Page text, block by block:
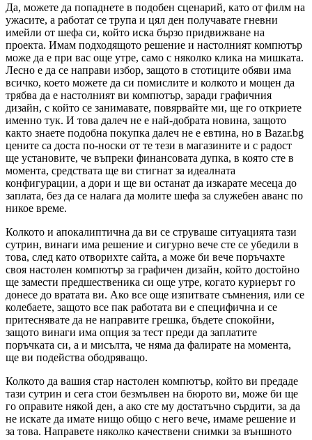
Да, можете да попаднете в подобен сценарий, като от филм на
ужасите, а работат се трупа и цял ден получавате гневни
имейли от шефа си, който иска бързо придвижване на
проекта. Имам подходящото решение и настолният компютър
може да е при вас още утре, само с няколко клика на мишката.
Лесно е да се направи избор, защото в стотиците обяви има
всичко, което можете да си помислите и колкото и мощен да
трябва да е настолният ви компютър, заради графичния
дизайн, с който се занимавате, повярвайте ми, ще го откриете
именно тук. И това далеч не е най-добрата новина, защото
както знаете подобна покупка далеч не е евтина, но в Bazar.bg
цените са доста по-носки от те тези в магазините и с радост
ще установите, че въпреки финансовата дупка, в която сте в
момента, средствата ще ви стигнат за идеалната
конфигурации, а дори и ще ви останат да изкарате месеца до
заплата, без да се налага да молите шефа за служебен аванс по
никое време.
Колкото и апокалиптична да ви се струваше ситуацията тази
сутрин, винаги има решение и сигурно вече сте се убедили в
това, след като отворихте сайта, а може би вече поръчахте
своя настолен компютър за графичен дизайн, който достойно
ще замести предшественика си още утре, когато куриерът го
донесе до вратата ви. Ако все още изпитвате съмнения, или се
колебаете, защото все пак работата ви е специфична и се
притеснявате да не направите грешка, бъдете спокойни,
защото винаги има опция за тест преди да заплатите
поръчката си, а и мисълта, че няма да фалирате на момента,
ще ви подейства ободряващо.
Колкото да вашия стар настолен компютър, който ви предаде
тази сутрин и сега стои безмълвен на бюрото ви, може би ще
го оправите някой ден, а ако сте му достатъчно сърдити, за да
не искате да имате нищо общо с него вече, имаме решение и
за това. Направете няколко качествени снимки за външното